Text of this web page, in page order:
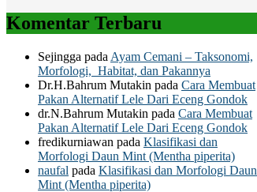
Komentar Terbaru
Sejingga pada Ayam Cemani – Taksonomi,
Morfologi, Habitat, dan Pakannya
Dr.H.Bahrum Mutakin pada Cara Membuat
Pakan Alternatif Lele Dari Eceng Gondok
dr.N.Bahrum Mutakin pada Cara Membuat
Pakan Alternatif Lele Dari Eceng Gondok
fredikurniawan pada Klasifikasi dan
Morfologi Daun Mint (Mentha piperita)
naufal pada Klasifikasi dan Morfologi Daun
Mint (Mentha piperita)